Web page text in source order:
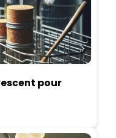
pour